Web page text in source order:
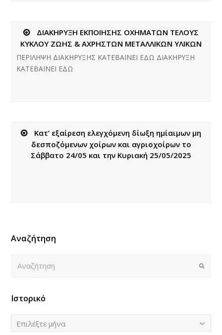
ΔΙΑΚΗΡΥΞΗ ΕΚΠΟΙΗΣΗΣ ΟΧΗΜΑΤΩΝ ΤΕΛΟΥΣ
ΚΥΚΛΟΥ ΖΩΗΣ & ΑΧΡΗΣΤΩΝ ΜΕΤΑΛΛΙΚΩΝ ΥΛΙΚΩΝ
ΠΕΡΙΛΗΨΗ ΔΙΑΚΗΡΥΞΗΣ ΚΑΤΕΒΑΙΝΕΙ ΕΔΩ ΔΙΑΚΗΡΥΞΗ
ΚΑΤΕΒΑΙΝΕΙ ΕΔΩ
Κατ’ εξαίρεση ελεγχόμενη δίωξη ημίαιμων μη
δεσποζόμενων χοίρων και αγριοχοίρων το
Σάββατο 24/05 και την Κυριακή 25/05/2025
Αναζήτηση
Submit
Ιστορικό
Ιστορικό
Επιλέξτε μήνα